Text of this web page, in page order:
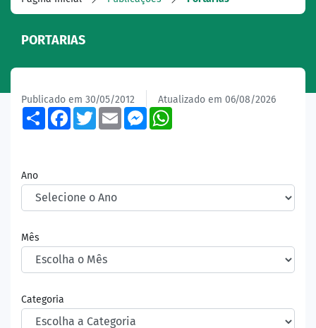
PORTARIAS
Publicado em 30/05/2012 Atualizado em 06/08/2026
ShareFacebook
TwitterEmailMessenger
Ano
Mês
Categoria